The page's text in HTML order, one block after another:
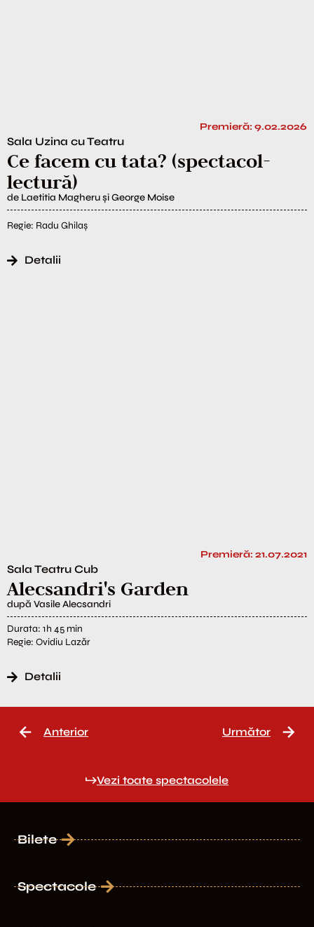
Premieră: 9.02.2026
Sala Uzina cu Teatru
Ce facem cu tata? (spectacol-
lectură)
de Laetitia Magheru și George Moise
Regie: Radu Ghilaș
Detalii
Premieră: 21.07.2021
Sala Teatru Cub
Alecsandri's Garden
după Vasile Alecsandri
Durata: 1h 45 min
Regie: Ovidiu Lazăr
Detalii
Anterior Următor
Vezi toate spectacolele
Bilete
Spectacole